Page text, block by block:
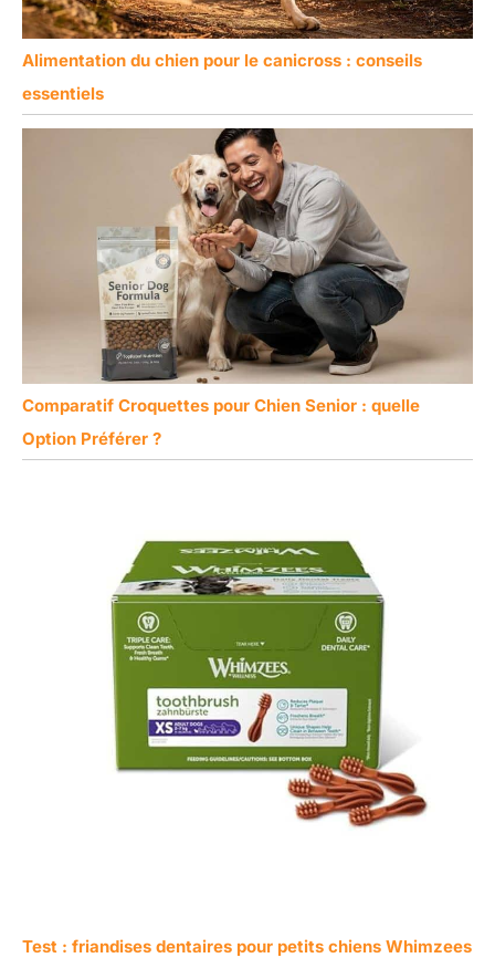
Alimentation du chien pour le canicross : conseils
essentiels
Comparatif Croquettes pour Chien Senior : quelle
Option Préférer ?
Test : friandises dentaires pour petits chiens Whimzees